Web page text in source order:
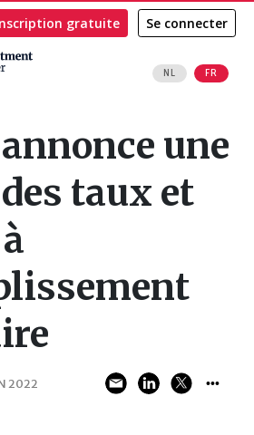
NL FR
gratuite Se connecter
une
taux et
2022